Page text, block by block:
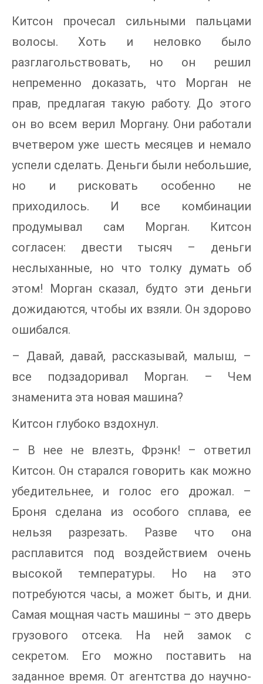
Китсон прочесал сильными пальцами
волосы. Хоть и неловко было
разглагольствовать, но он решил
непременно доказать, что Морган не
прав, предлагая такую работу. До этого
он во всем верил Моргану. Они работали
вчетвером уже шесть месяцев и немало
успели сделать. Деньги были небольшие,
но и рисковать особенно не
приходилось. И все комбинации
продумывал сам Морган. Китсон
согласен: двести тысяч – деньги
неслыханные, но что толку думать об
этом! Морган сказал, будто эти деньги
дожидаются, чтобы их взяли. Он здорово
ошибался.
– Давай, давай, рассказывай, малыш, –
все подзадоривал Морган. – Чем
знаменита эта новая машина?
Китсон глубоко вздохнул.
– В нее не влезть, Фрэнк! – ответил
Китсон. Он старался говорить как можно
убедительнее, и голос его дрожал. –
Броня сделана из особого сплава, ее
нельзя разрезать. Разве что она
расплавится под воздействием очень
высокой температуры. Но на это
потребуются часы, а может быть, и дни.
Самая мощная часть машины – это дверь
грузового отсека. На ней замок с
секретом. Его можно поставить на
заданное время. От агентства до научно-